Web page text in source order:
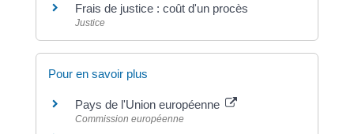
Frais de justice : coût d'un procès
Justice
Pour en savoir plus
Pays de l'Union européenne
Commission européenne